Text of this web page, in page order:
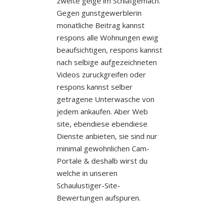
Gegen gunstgewerblerin
monatliche Beitrag kannst
respons alle Wohnungen ewig
beaufsichtigen, respons kannst
nach selbige aufgezeichneten
Videos zuruckgreifen oder
respons kannst selber
getragene Unterwasche von
jedem ankaufen. Aber Web
site, ebendiese ebendiese
Dienste anbieten, sie sind nur
minimal gewohnlichen Cam-
Portale & deshalb wirst du
welche in unseren
Schaulustiger-Site-
Bewertungen aufspuren.